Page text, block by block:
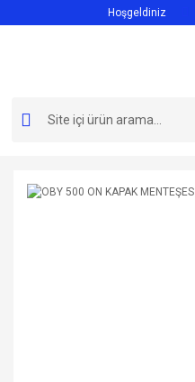
Hoşgeldiniz